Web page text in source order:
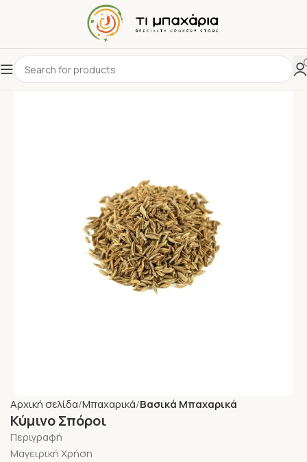
Αρχική σελίδα Μπαχαρικά Βασικά Μπαχαρικά
Κύμινο Σπόροι
Περιγραφή
Μαγειρική Χρήση